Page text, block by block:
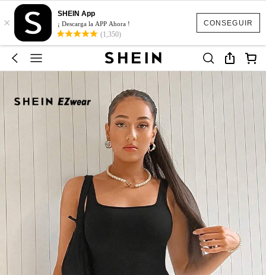
CONSEGUIR
×
SHEIN App
¡ Descarga la APP Ahora !
(1,350)